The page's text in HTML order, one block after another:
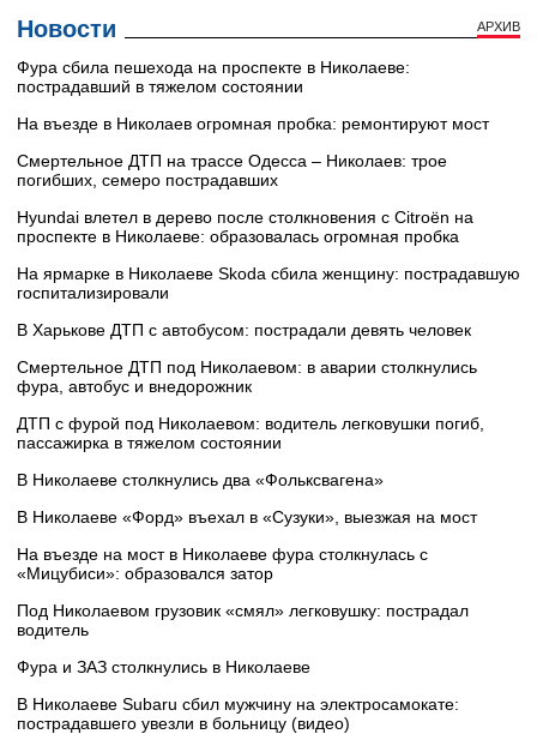
Новости АРХИВ
Фура сбила пешехода на проспекте в Николаеве:
пострадавший в тяжелом состоянии
На въезде в Николаев огромная пробка: ремонтируют мост
Смертельное ДТП на трассе Одесса – Николаев: трое
погибших, семеро пострадавших
Hyundai влетел в дерево после столкновения с Citroën на
проспекте в Николаеве: образовалась огромная пробка
На ярмарке в Николаеве Skoda сбила женщину: пострадавшую
госпитализировали
В Харькове ДТП с автобусом: пострадали девять человек
Смертельное ДТП под Николаевом: в аварии столкнулись
фура, автобус и внедорожник
ДТП с фурой под Николаевом: водитель легковушки погиб,
пассажирка в тяжелом состоянии
В Николаеве столкнулись два «Фольксвагена»
В Николаеве «Форд» въехал в «Сузуки», выезжая на мост
На въезде на мост в Николаеве фура столкнулась с
«Мицубиси»: образовался затор
Под Николаевом грузовик «смял» легковушку: пострадал
водитель
Фура и ЗАЗ столкнулись в Николаеве
В Николаеве Subaru сбил мужчину на электросамокате:
пострадавшего увезли в больницу (видео)